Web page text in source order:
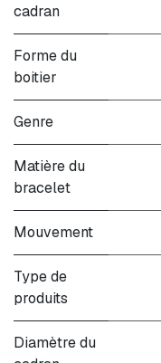
cadran
Forme du
boitier
Genre
Matière du
bracelet
Mouvement
Type de
produits
Diamètre du